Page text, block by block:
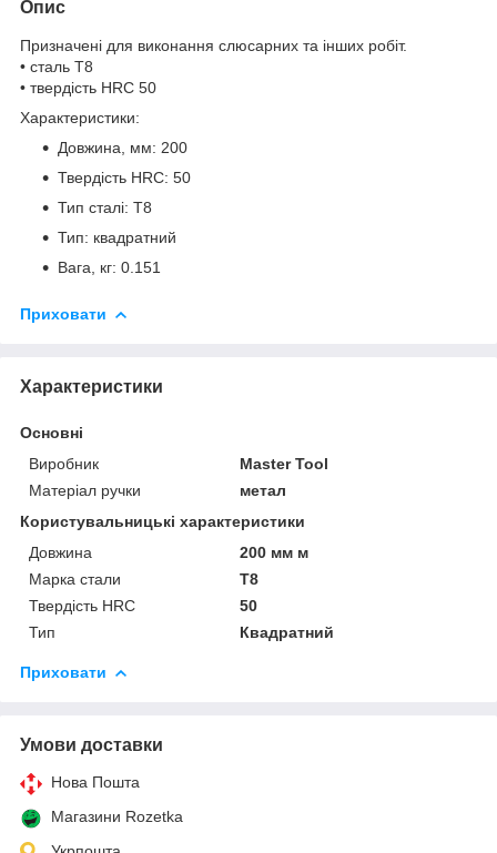
Опис
Призначені для виконання слюсарних та інших робіт.
• сталь Т8
• твердість HRC 50
Характеристики:
Довжина, мм: 200
Твердість HRC: 50
Тип сталі: T8
Тип: квадратний
Вага, кг: 0.151
Приховати
Характеристики
Основні
Виробник
Master Tool
Матеріал ручки
метал
Користувальницькі характеристики
Довжина
200 мм м
Марка стали
T8
Твердість HRC
50
Тип
Квадратний
Приховати
Умови доставки
Нова Пошта
Магазини Rozetka